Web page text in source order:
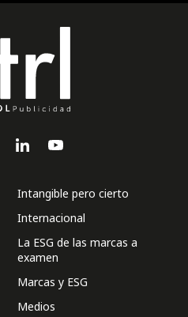
Intangible pero cierto
Internacional
La ESG de las marcas a
examen
Marcas y ESG
Medios